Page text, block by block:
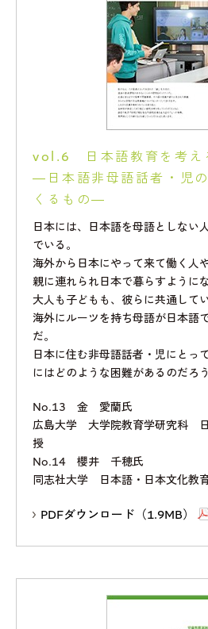
vol.6 日本語教育を考え
―日本語非母語話者・児
くるもの―
日本には、日本語を母語としない
でいる。
海外から日本にやって来て働く人や
親に連れられ日本で暮らすように
大人も子どもも、彼らに共通してい
海外にルーツを持ち母語が日本語
だ。
日本に住む非母語話者・児にとっ
にはどのような困難があるのだろう
No.13 金 愛蘭氏
広島大学 大学院教育学研究科
授
No.14 櫻井 千穂氏
同志社大学 日本語・日本文化教
PDFダウンロード（1.9MB）